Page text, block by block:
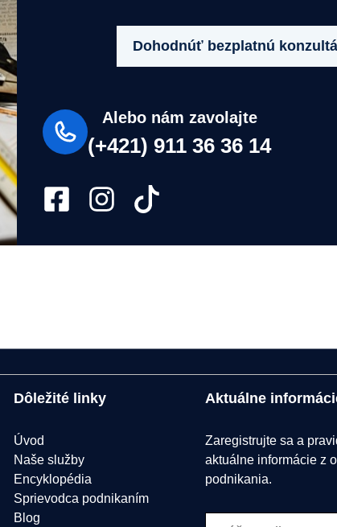
Dohodnúť bezplatnú
Alebo nám zavolajte
(+421) 911 36 36 14
Dôležité linky
Úvod
Naše služby
Encyklopédia
Sprievodca podnikaním
Blog
Aktuálne
Zaregistrujte sa a
aktuálne informácie z
podnikania.